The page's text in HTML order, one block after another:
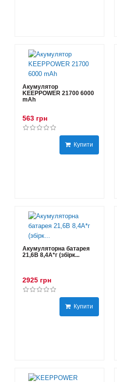
Акумулятор
KEEPPOWER 21700 6000
mAh
563 грн
Купити
Акумуляторна батарея
21,6В 8,4A*г (збірк...
2925 грн
Купити